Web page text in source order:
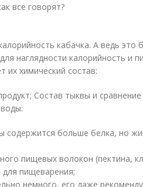
все говорят?
кабачка. А ведь
наглядности калорийность и
их химический состав:
Состав тыквы и
содержится больше белка, но
пищевых волокон (пектина,
пищеварения;
немного, его даже